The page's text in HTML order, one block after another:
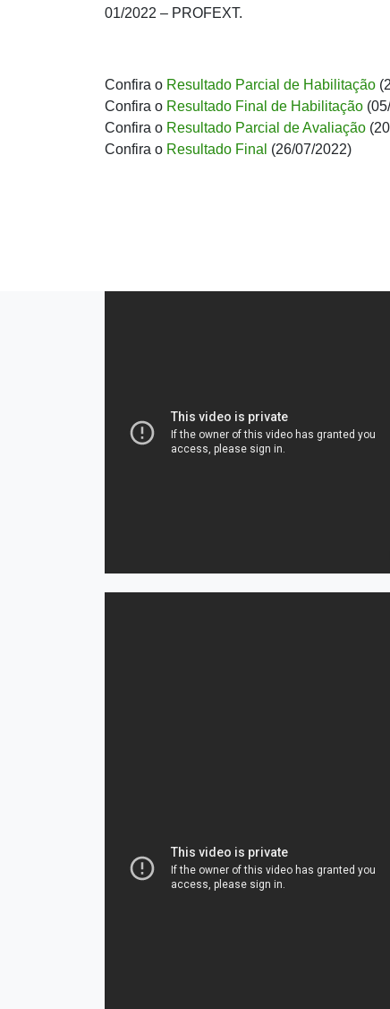
01/2022 – PROFEXT.
Confira o Resultado Parcial de Habilitação
Confira o Resultado Final de Habilitação
Confira o Resultado Parcial de Avaliação
Confira o Resultado Final (26/07/2022)